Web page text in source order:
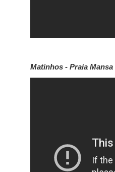
Matinhos - Praia Mansa